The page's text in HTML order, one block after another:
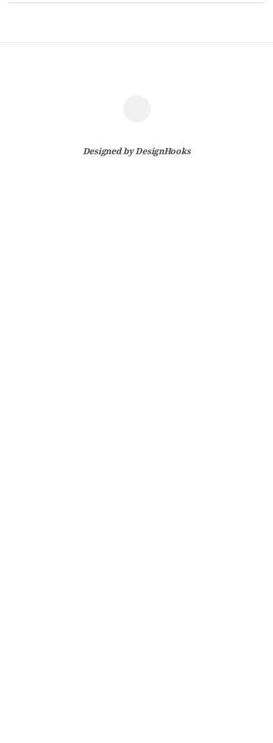
Designed byDesignHooks